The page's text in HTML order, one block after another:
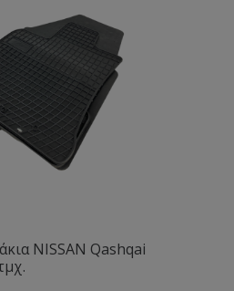
NISSAN Qashqai